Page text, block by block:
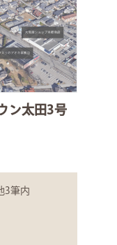
ン太田3号
3筆内